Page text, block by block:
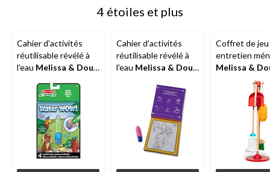
4 étoiles et plus
Cahier d'activités
réutilisable révélé à
l'eau Melissa & Doug
Wow!, animaux
Cahier d'activités
réutilisable révélé à
l'eau Melissa & Doug
Wow!, conte de fée
Coffret de jeu
entretien
Melissa &
enfants de 3
plus, 6 pièces